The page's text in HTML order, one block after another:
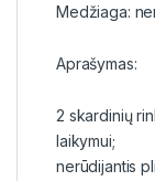
Medžiaga:
Aprašymas:
2 skardinių
laikymui;
nerūdijantis